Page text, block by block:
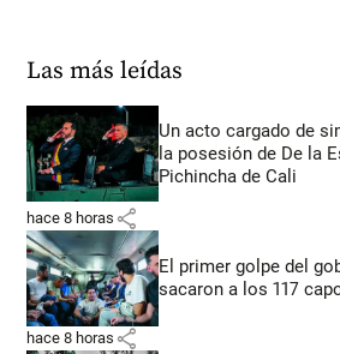
Las más leídas
Un acto cargado de
la posesión de De la
Pichincha de Cali
hace 8 horas share
El primer golpe del
sacaron a los 117
hace 8 horas share